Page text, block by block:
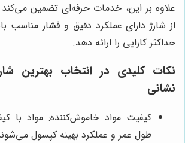
علاوه بر این، خدمات حرفه‌ای تضمین
از شارژ دارای عملکرد دقیق و فشار مناسب
حداکثر کارایی را ارائه دهد.
نکات کلیدی در انتخاب بهترین
نشانی
کیفیت مواد خاموش‌کننده: مواد با
طول عمر و عملکرد بهینه کپسول